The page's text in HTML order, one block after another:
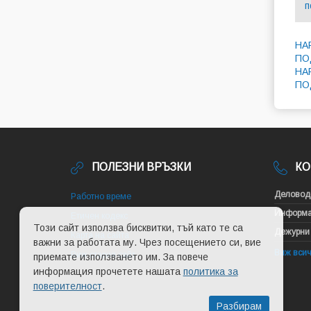
ПОЛЕЗНИ ВРЪЗКИ
Работно време
Карта на сайта
Виж стария сайт
Дежурни
Виж
Този сайт използва бисквитки, тъй като те са
важни за работата му. Чрез посещението си, вие
приемате използването им. За повече
информация прочетете нашата политика за
поверителност.
Разбирам